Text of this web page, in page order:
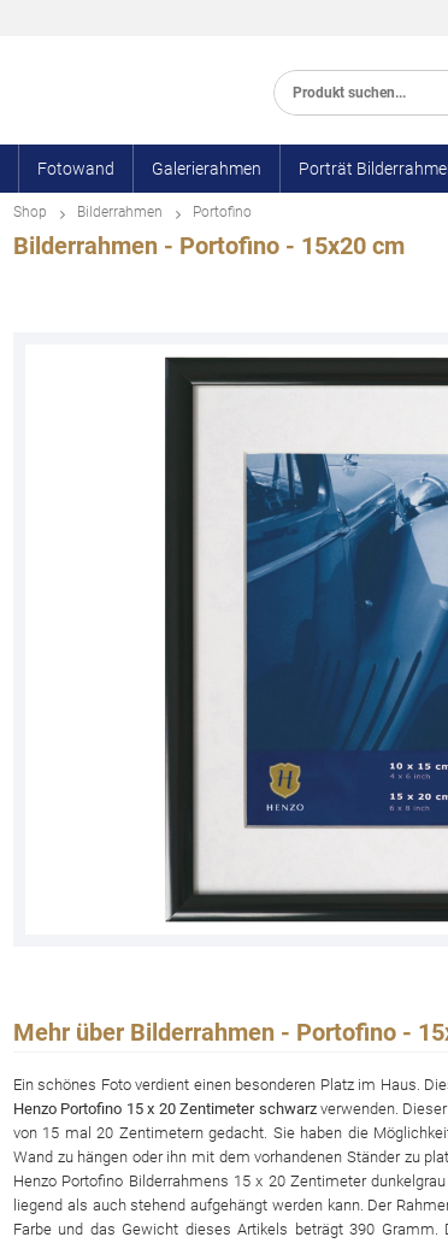
Fotowand Galerierahmen Porträt
Shop Bilderrahmen Portofino
Bilderrahmen - Portofino - 15x20 cm
Mehr über Bilderrahmen - Portofino -
Ein schönes Foto verdient einen besonderen Platz im Haus.
Henzo Portofino 15 x 20 Zentimeter schwarzverwenden.
von 15 mal 20 Zentimetern gedacht. Sie haben die
Wand zu hängen oder ihn mit dem vorhandenen Ständer zu
Henzo Portofino Bilderrahmens 15 x 20 Zentimeter
liegend als auch stehend aufgehängt werden kann. Der
Farbe und das Gewicht dieses Artikels beträgt 390